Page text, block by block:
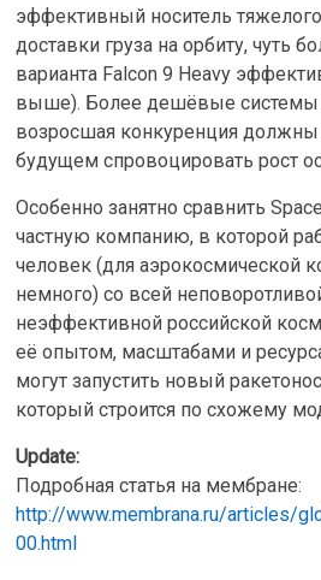
эффективный носитель
доставки груза на орбиту, чуть
варианта Falcon 9 Heavy
выше). Более дешёвые системы
возросшая конкуренция
будущем спровоцировать рост
Особенно занятно сравнить
частную компанию, в которой
человек (для аэрокосмической
немного) со всей
неэффективной российской
её опытом, масштабами и
могут запустить новый
который строится по схожему
Update:
Подробная статья на мембране:
http://www.membrana.ru/articles/
00.html